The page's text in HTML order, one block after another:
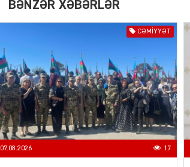
BƏNZƏR XƏBƏRLƏR
CƏMIYYƏT
07.08.2026 17